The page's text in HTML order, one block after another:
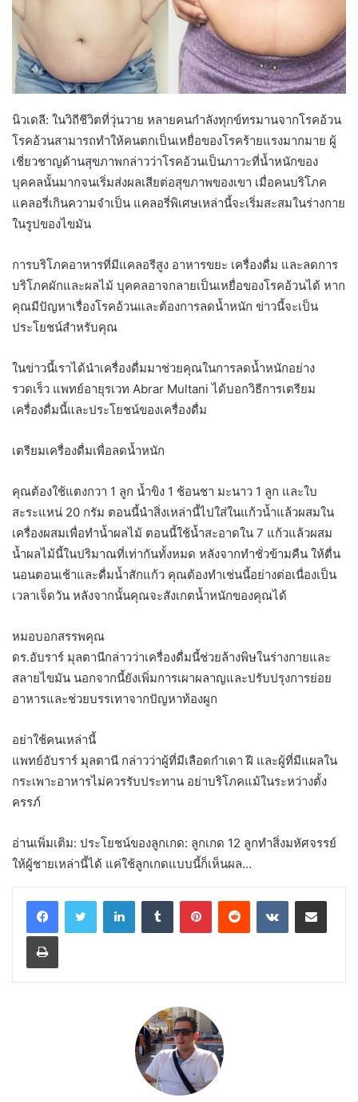
นิวเดลี: ในวิถีชีวิตที่วุ่นวาย หลายคนกำลังทุกข์ทรมานจากโรคอ้วน
โรคอ้วนสามารถทำให้คนตกเป็นเหยื่อของโรคร้ายแรงมากมาย ผู้
เชี่ยวชาญด้านสุขภาพกล่าวว่าโรคอ้วนเป็นภาวะที่น้ำหนักของ
บุคคลนั้นมากจนเริ่มส่งผลเสียต่อสุขภาพของเขา เมื่อคนบริโภค
แคลอรี่เกินความจำเป็น แคลอรี่พิเศษเหล่านี้จะเริ่มสะสมในร่างกาย
ในรูปของไขมัน
การบริโภคอาหารที่มีแคลอรีสูง อาหารขยะ เครื่องดื่ม และลดการ
บริโภคผักและผลไม้ บุคคลอาจกลายเป็นเหยื่อของโรคอ้วนได้ หาก
คุณมีปัญหาเรื่องโรคอ้วนและต้องการลดน้ำหนัก ข่าวนี้จะเป็น
ประโยชน์สำหรับคุณ
ในข่าวนี้เราได้นำเครื่องดื่มมาช่วยคุณในการลดน้ำหนักอย่าง
รวดเร็ว แพทย์อายุรเวท Abrar Multani ได้บอกวิธีการเตรียม
เครื่องดื่มนี้และประโยชน์ของเครื่องดื่ม
เตรียมเครื่องดื่มเพื่อลดน้ำหนัก
คุณต้องใช้แตงกวา 1 ลูก น้ำขิง 1 ช้อนชา มะนาว 1 ลูก และใบ
สะระแหน่ 20 กรัม ตอนนี้นำสิ่งเหล่านี้ไปใส่ในแก้วน้ำแล้วผสมใน
เครื่องผสมเพื่อทำน้ำผลไม้ ตอนนี้ใช้น้ำสะอาดใน 7 แก้วแล้วผสม
น้ำผลไม้นี้ในปริมาณที่เท่ากันทั้งหมด หลังจากทำชั่วข้ามคืน ให้ตื่น
นอนตอนเช้าและดื่มน้ำสักแก้ว คุณต้องทำเช่นนี้อย่างต่อเนื่องเป็น
เวลาเจ็ดวัน หลังจากนั้นคุณจะสังเกตน้ำหนักของคุณได้
หมอบอกสรรพคุณ
ดร.อับราร์ มุลตานีกล่าวว่าเครื่องดื่มนี้ช่วยล้างพิษในร่างกายและ
สลายไขมัน นอกจากนี้ยังเพิ่มการเผาผลาญและปรับปรุงการย่อย
อาหารและช่วยบรรเทาจากปัญหาท้องผูก
อย่าใช้คนเหล่านี้
แพทย์อับราร์ มุลตานี กล่าวว่าผู้ที่มีเลือดกำเดา ฝี และผู้ที่มีแผลใน
กระเพาะอาหารไม่ควรรับประทาน อย่าบริโภคแม้ในระหว่างตั้ง
ครรภ์
อ่านเพิ่มเติม: ประโยชน์ของลูกเกด: ลูกเกด 12 ลูกทำสิ่งมหัศจรรย์
ให้ผู้ชายเหล่านี้ได้ แค่ใช้ลูกเกดแบบนี้ก็เห็นผล…
LinkedInTumblr PinterestReddit VKontakteShare via Email
Print